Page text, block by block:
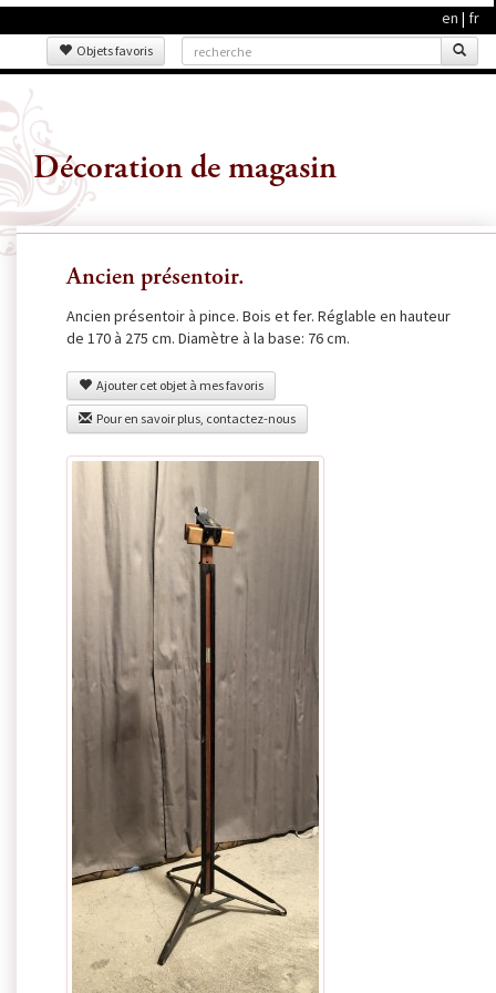
en | fr
Objets favoris
Décoration de magasin
Ancien présentoir.
Ancien présentoir à pince. Bois et fer. Réglable en hauteur
de 170 à 275 cm. Diamètre à la base: 76 cm.
Ajouter cet objet à mes favoris
Pour en savoir plus, contactez-nous